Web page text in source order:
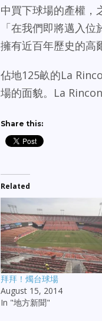
中買下球場的產權，
「在我們即將邁入
擁有近百年歷史的高
佔地125畝的La
場的面貌。La
Share this:
Related
拜拜！燭台球場
August 15, 2014
In "地方新聞"